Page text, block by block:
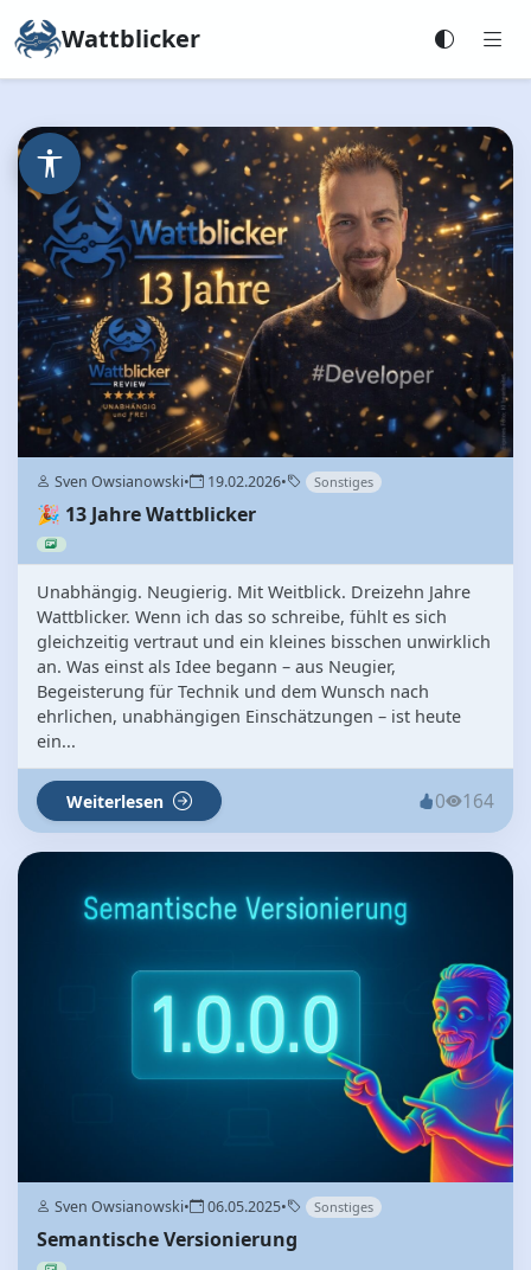
Wattblicker
Sven Owsianowski• 19.02.2026• Sonstiges
🎉 13 Jahre Wattblicker
Unabhängig. Neugierig. Mit Weitblick. Dreizehn Jahre
Wattblicker. Wenn ich das so schreibe, fühlt es sich
gleichzeitig vertraut und ein kleines bisschen unwirklich
an. Was einst als Idee begann – aus Neugier,
Begeisterung für Technik und dem Wunsch nach
ehrlichen, unabhängigen Einschätzungen – ist heute
ein...
Weiterlesen 0 164
Sven Owsianowski• 06.05.2025• Sonstiges
Semantische Versionierung